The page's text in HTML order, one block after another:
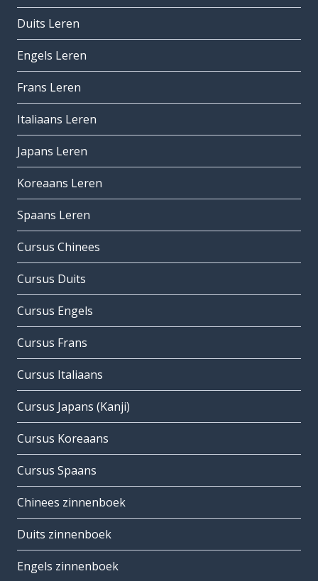
Duits Leren
Engels Leren
Frans Leren
Italiaans Leren
Japans Leren
Koreaans Leren
Spaans Leren
Cursus Chinees
Cursus Duits
Cursus Engels
Cursus Frans
Cursus Italiaans
Cursus Japans (Kanji)
Cursus Koreaans
Cursus Spaans
Chinees zinnenboek
Duits zinnenboek
Engels zinnenboek